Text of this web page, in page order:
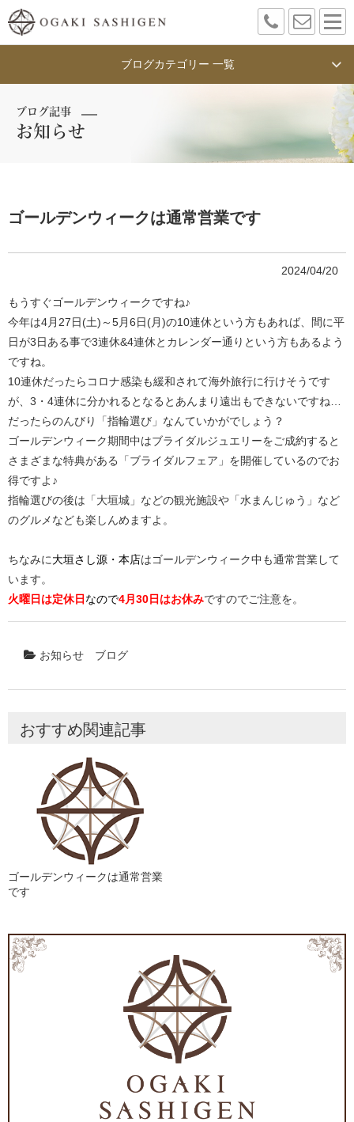
ブログカテゴリー 一覧
ブログ記事
お知らせ
ゴールデンウィークは通常営業です
2024/04/20
もうすぐゴールデンウィークですね♪
今年は4月27日(土)～5月6日(月)の10連休という方もあれば、間に平
日が3日ある事で3連休&4連休とカレンダー通りという方もあるよう
ですね。
10連休だったらコロナ感染も緩和されて海外旅行に行けそうです
が、3・4連休に分かれるとなるとあんまり遠出もできないですね…
だったらのんびり「指輪選び」なんていかがでしょう？
ゴールデンウィーク期間中はブライダルジュエリーをご成約すると
さまざまな特典がある「ブライダルフェア」を開催しているのでお
得ですよ♪
指輪選びの後は「大垣城」などの観光施設や「水まんじゅう」など
のグルメなども楽しんめますよ。
ちなみに大垣さし源・本店はゴールデンウィーク中も通常営業して
います。
火曜日は定休日 なので4月30日はお休みですのでご注意を。
お知らせ ブログ
おすすめ関連記事
ゴールデンウィークは通常営業
です